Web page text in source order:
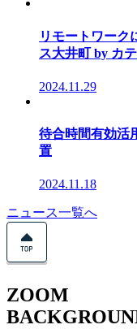
リモートワーク
ス大井町 by カテ
2024.11.29
待合時間有効活
置
2024.11.18
ニュース一覧へ
ZOOM